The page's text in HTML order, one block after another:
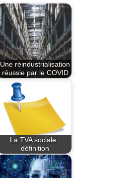
Une réindustrialisation
réussie par le COVID
La TVA sociale :
définition